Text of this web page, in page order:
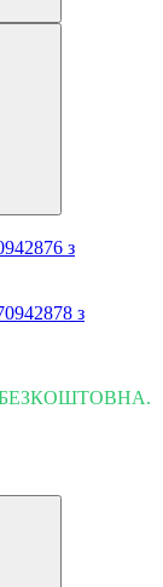
з
БЕЗКОШТОВНА.